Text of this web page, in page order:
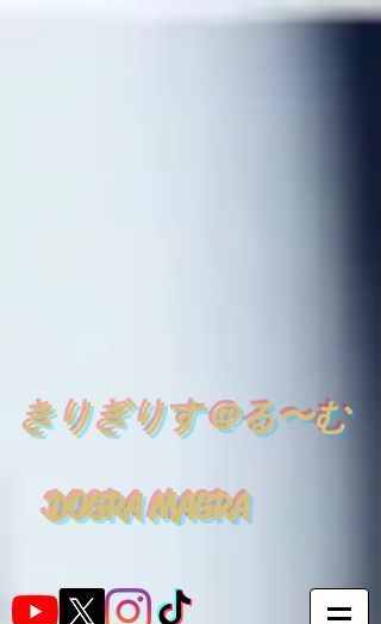
きりぎりす＠る〜む
DOGRA MAGRA